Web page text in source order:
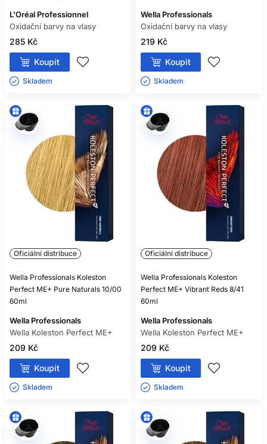
L'Oréal Professionnel
Oxidační barvy na vlasy
285 Kč
Koupit
Skladem ㅤ
Wella Professionals
Oxidační barvy na vlasy
219 Kč
Koupit
Skladem ㅤ
Oficiální distribuce
Wella Professionals Koleston
Perfect ME+ Pure Naturals 10/00
60ml
Wella Professionals
Wella Koleston Perfect ME+
209 Kč
Koupit
Skladem ㅤ
Oficiální distribuce
Wella Professionals Koleston
Perfect ME+ Vibrant Reds 8/41
60ml
Wella Professionals
Wella Koleston Perfect ME+
209 Kč
Koupit
Skladem ㅤ